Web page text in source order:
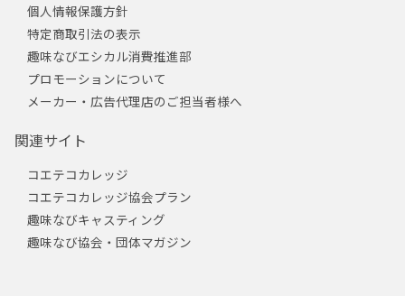
個人情報保護方針
特定商取引法の表示
趣味なびエシカル消費推進部
プロモーションについて
メーカー・広告代理店のご担当者様へ
関連サイト
コエテコカレッジ
コエテコカレッジ協会プラン
趣味なびキャスティング
趣味なび協会・団体マガジン